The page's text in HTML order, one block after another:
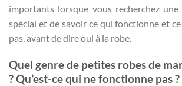
importants lorsque vous recherchez
spécial et de savoir ce qui fonctionne et
pas, avant de dire oui à la robe.
Quel genre de petites robes de
? Qu’est-ce qui ne fonctionne pas ?